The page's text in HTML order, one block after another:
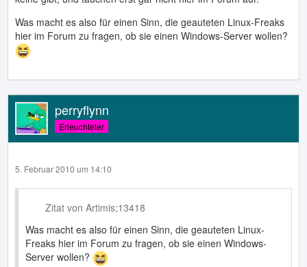
Was macht es also für einen Sinn, die geauteten Linux-Freaks
hier im Forum zu fragen, ob sie einen Windows-Server wollen?
perryflynn
Erleuchteter
5. Februar 2010 um 14:10
Zitat von Artimis;13418
Was macht es also für einen Sinn, die geauteten Linux-
Freaks hier im Forum zu fragen, ob sie einen Windows-
Server wollen?